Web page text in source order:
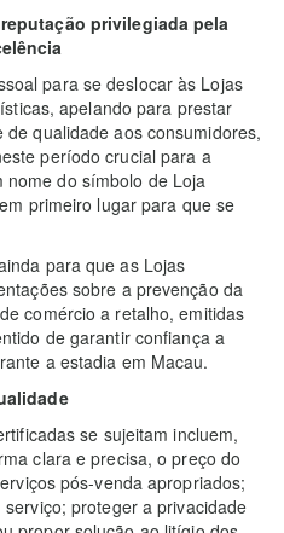
privilegiada pela
para se deslocar às Lojas
apelando para prestar
qualidade aos consumidores,
período crucial para a
nome do símbolo de Loja
primeiro lugar para que se
para que as Lojas
sobre a prevenção da
comércio a retalho, emitidas
de garantir confiança a
a estadia em Macau.
se sujeitam incluem,
clara e precisa, o preço do
pós-venda apropriados;
proteger a privacidade